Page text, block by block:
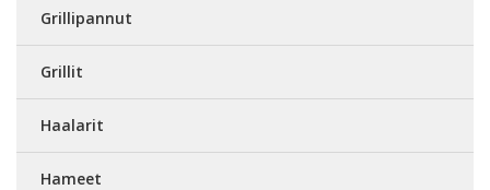
Grillipannut
Grillit
Haalarit
Hameet